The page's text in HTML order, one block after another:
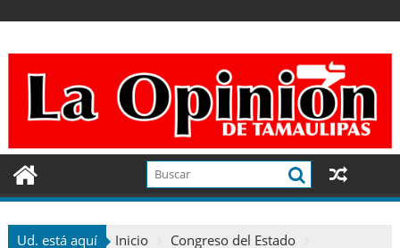
contenido
Ud. está aquí Inicio
Congreso del Estado